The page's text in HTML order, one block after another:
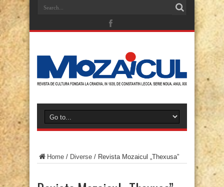
Home / Diverse / Revista Mozaicul „Thexusa”